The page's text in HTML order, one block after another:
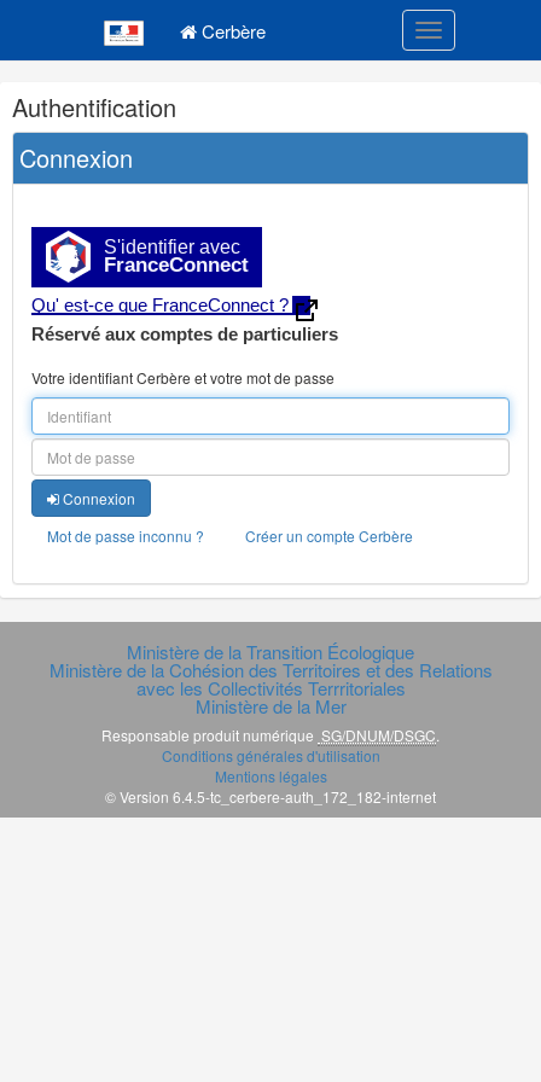
Cerbère Toggle
Navigation
et
outils
annexes
Authentification
Connexion
S'identifier avec
FranceConnect
Qu' est-ce que FranceConnect ?
Réservé aux comptes de particuliers
Votre identifiant Cerbère et votre mot de passe
Connexion
Mot de passe inconnu ?
Créer un compte Cerbère
Ministère de la Transition Écologique
Ministère de la Cohésion des Territoires et des Relations
avec les Collectivités Terrritoriales
Ministère de la Mer
Responsable produit numérique SG/DNUM/DSGC.
Conditions générales d'utilisation
Mentions légales
© Version 6.4.5-tc_cerbere-auth_172_182-internet